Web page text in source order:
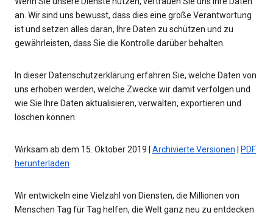
an. Wir sind uns bewusst, dass dies eine große Verantwortung
ist und setzen alles daran, Ihre Daten zu schützen und zu
gewährleisten, dass Sie die Kontrolle darüber behalten.
In dieser Datenschutzerklärung erfahren Sie, welche Daten von
uns erhoben werden, welche Zwecke wir damit verfolgen und
wie Sie Ihre Daten aktualisieren, verwalten, exportieren und
löschen können.
Wirksam ab dem 15. Oktober 2019 | Archivierte Versionen
PDF
herunterladen
Wir entwickeln eine Vielzahl von Diensten, die Millionen von
Menschen Tag für Tag helfen, die Welt ganz neu zu entdecken